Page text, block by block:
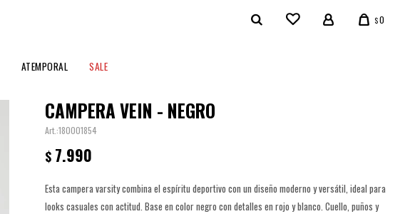
ATEMPORAL SALE
$0
CAMPERA VEIN - NEGRO
180001854
$ 7.990
Esta campera varsity combina el espíritu deportivo con un diseño moderno y versátil, ideal para
looks casuales con actitud. Base en color negro con detalles en rojo y blanco. Cuello, puños y